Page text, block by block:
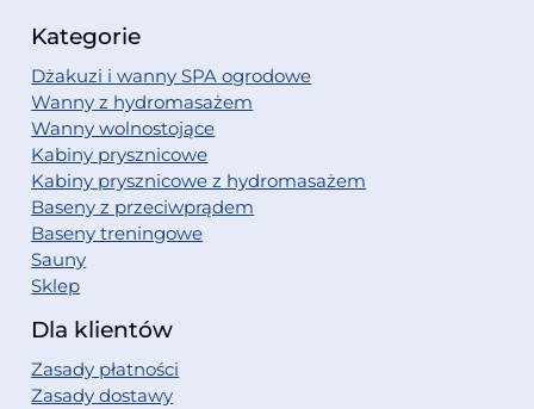
Kategorie
Dżakuzi i wanny SPA ogrodowe
Wanny z hydromasażem
Wanny wolnostojące
Kabiny prysznicowe
Kabiny prysznicowe z hydromasażem
Baseny z przeciwprądem
Baseny treningowe
Sauny
Sklep
Dla klientów
Zasady płatności
Zasady dostawy